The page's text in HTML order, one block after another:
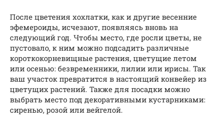
После цветения хохлатки, как и другие весенние
эфемероиды, исчезают, появляясь вновь на
следующий год. Чтобы место, где росли цветы, не
пустовало, к ним можно подсадить различные
короткокорневищные растения, цветущие летом
или осенью: безвременники, лилии или ирисы. Так
ваш участок превратится в настоящий конвейер из
цветущих растений. Также для посадки можно
выбрать место под декоративными кустарниками:
сиренью, розой или вейгелой.